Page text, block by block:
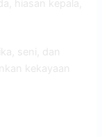
hiasan kepala,
seni, dan
kekayaan